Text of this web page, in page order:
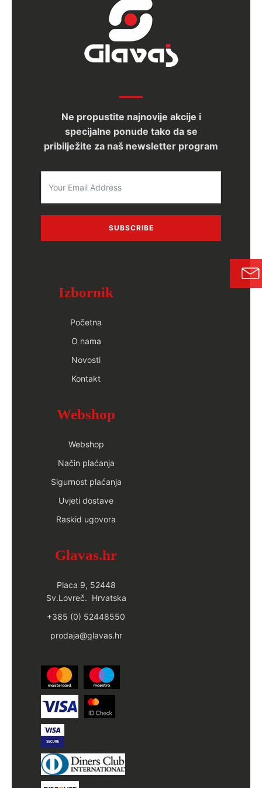
Ne propustite najnovije akcije i
specijalne ponude tako da se
pribilježite za naš newsletter program
SUBSCRIBE
Izbornik
Početna
O nama
Novosti
Kontakt
Webshop
Webshop
Način plaćanja
Sigurnost plaćanja
Uvjeti dostave
Raskid ugovora
Glavas.hr
Placa 9, 52448
Sv.Lovreč. Hrvatska
+385 (0) 52448550
prodaja@glavas.hr